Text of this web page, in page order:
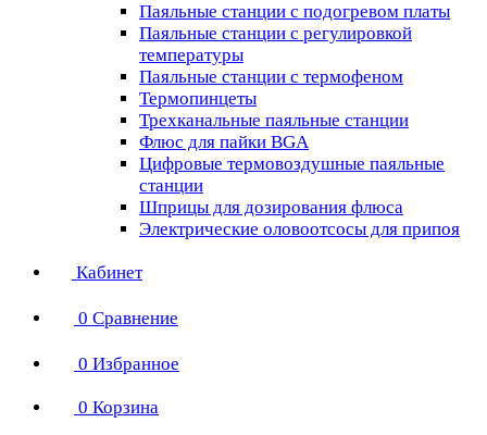
Паяльные станции с подогревом платы
Паяльные станции с регулировкой
температуры
Паяльные станции с термофеном
Термопинцеты
Трехканальные паяльные станции
Флюс для пайки BGA
Цифровые термовоздушные паяльные
станции
Шприцы для дозирования флюса
Электрические оловоотсосы для припоя
Кабинет
0 Сравнение
0 Избранное
0 Корзина